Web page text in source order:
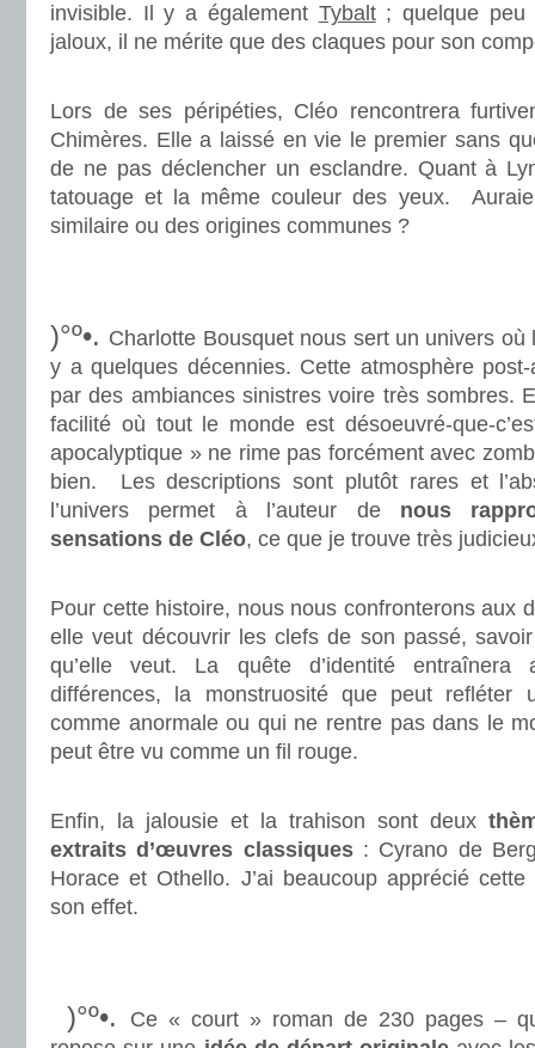
invisible. Il y a également Tybalt; quelque peu
jaloux, il ne mérite que des claques pour son
Lors de ses péripéties, Cléo rencontrera
Chimères. Elle a laissé en vie le premier sans
de ne pas déclencher un esclandre. Quant à
tatouage et la même couleur des yeux.
similaire ou des origines communes ?
)°º•. Charlotte Bousquet nous sert un univers
y a quelques décennies. Cette atmosphère
par des ambiances sinistres voire très sombres.
facilité où tout le monde est désoeuvré-que-
apocalyptique » ne rime pas forcément avec
bien. Les descriptions sont plutôt rares et
l’univers permet à l’auteur denous
sensations de Cléo, ce que je trouve très
Pour cette histoire, nous nous confronterons aux
elle veut découvrir les clefs de son passé,
qu’elle veut. La quête d’identité
différences, la monstruosité que peut refléter
comme anormale ou qui ne rentre pas dans le
peut être vu comme un fil rouge.
Enfin, la jalousie et la trahison sont deux
extraits d’œuvres classiques: Cyrano de
Horace et Othello. J’ai beaucoup apprécié
son effet.
)°º•.
Ce « court » roman de 230 pages –